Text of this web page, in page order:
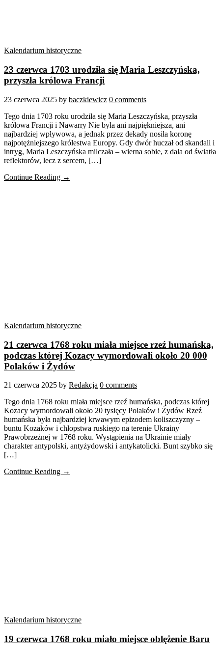
Kalendarium historyczne
23 czerwca 1703 urodziła się Maria Leszczyńska,
przyszła królowa Francji
23 czerwca 2025 by baczkiewicz 0 comments
Tego dnia 1703 roku urodziła się Maria Leszczyńska, przyszła
królowa Francji i Nawarry Nie była ani najpiękniejsza, ani
najbardziej wpływowa, a jednak przez dekady nosiła koronę
najpotężniejszego królestwa Europy. Gdy dwór huczał od skandali i
intryg, Maria Leszczyńska milczała – wierna sobie, z dala od światła
reflektorów, lecz z sercem, […]
Continue Reading →
Kalendarium historyczne
21 czerwca 1768 roku miała miejsce rzeź humańska,
podczas której Kozacy wymordowali około 20 000
Polaków i Żydów
21 czerwca 2025 by Redakcja 0 comments
Tego dnia 1768 roku miała miejsce rzeź humańska, podczas której
Kozacy wymordowali około 20 tysięcy Polaków i Żydów Rzeź
humańska była najbardziej krwawym epizodem koliszczyzny –
buntu Kozaków i chłopstwa ruskiego na terenie Ukrainy
Prawobrzeżnej w 1768 roku. Wystąpienia na Ukrainie miały
charakter antypolski, antyżydowski i antykatolicki. Bunt szybko się
[…]
Continue Reading →
Kalendarium historyczne
19 czerwca 1768 roku miało miejsce oblężenie Baru